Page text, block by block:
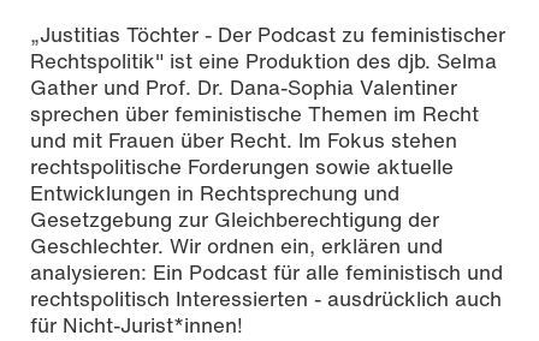
„Justitias Töchter - Der Podcast zu feministischer
Rechtspolitik" ist eine Produktion des djb. Selma
Gather und Prof. Dr. Dana-Sophia Valentiner
sprechen über feministische Themen im Recht
und mit Frauen über Recht. Im Fokus stehen
rechtspolitische Forderungen sowie aktuelle
Entwicklungen in Rechtsprechung und
Gesetzgebung zur Gleichberechtigung der
Geschlechter. Wir ordnen ein, erklären und
analysieren: Ein Podcast für alle feministisch und
rechtspolitisch Interessierten - ausdrücklich auch
für Nicht-Jurist*innen!